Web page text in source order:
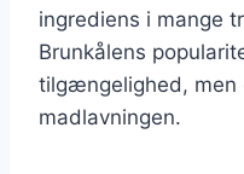
ingrediens i mange
Brunkålens
tilgængelighed, men
madlavningen.